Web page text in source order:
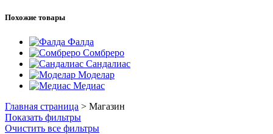
Похожие товары
Фалда
Сомбреро
Сандалиас
Моделар
Медиас
Главная страница > Магазин
Показать фильтры
Очистить все фильтры